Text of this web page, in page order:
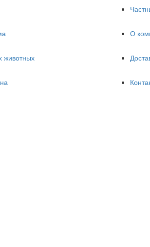
животных
О